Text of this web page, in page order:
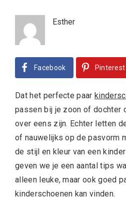
Esther
Facebook Pinterest
Dat het perfecte paar
passen bij je zoon of dochter
over eens zijn. Echter letten
of nauwelijks op de pasvorm
de stijl en kleur van een
geven we je een aantal tips
alleen leuke, maar ook goed
kinderschoenen kan vinden.